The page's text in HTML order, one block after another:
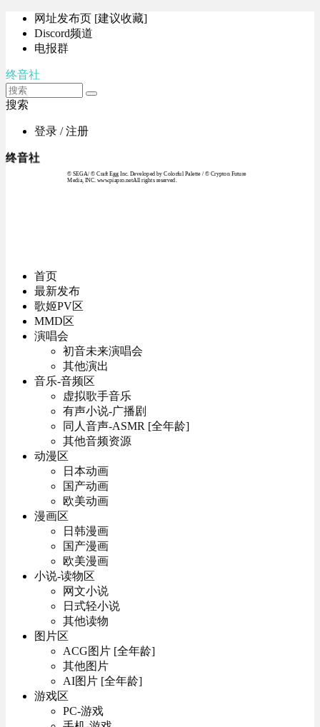
网址发布页 [建议收藏]
Discord频道
电报群
终音社
搜索
登录 / 注册
终音社
© SEGA / © Craft Egg Inc. Developed by Colorful Palette / © Crypton Future
Media, INC. www.piapro.netAll rights reserved.
首页
最新发布
歌姬PV区
MMD区
演唱会
初音未来演唱会
其他演出
音乐-音频区
虚拟歌手音乐
有声小说-广播剧
同人音声-ASMR [全年龄]
其他音频资源
动漫区
日本动画
国产动画
欧美动画
漫画区
日韩漫画
国产漫画
欧美漫画
小说-读物区
网文小说
日式轻小说
其他读物
图片区
ACG图片 [全年龄]
其他图片
AI图片 [全年龄]
游戏区
PC-游戏